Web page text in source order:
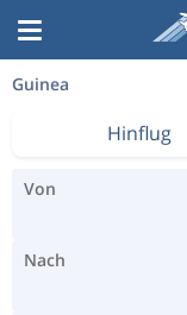
Guinea
Hinflug
Von
Nach